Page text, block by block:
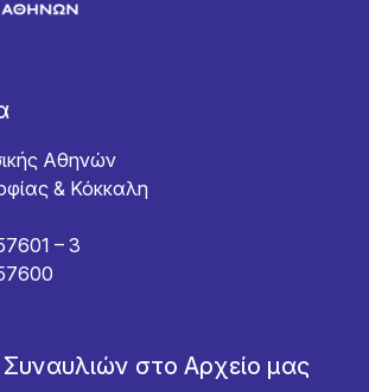
Αθηνών
& Κόκκαλη
– 3
στο Αρχείο μας